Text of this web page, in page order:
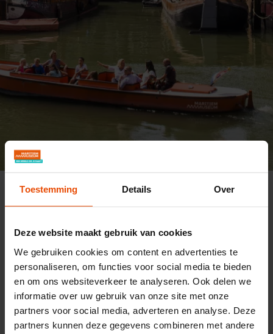
Toestemming Details Over
Deze website maakt gebruik van cookies
We gebruiken cookies om content en advertenties te
personaliseren, om functies voor social media te bieden
en om ons websiteverkeer te analyseren. Ook delen we
informatie over uw gebruik van onze site met onze
partners voor social media, adverteren en analyse. Deze
partners kunnen deze gegevens combineren met andere
VOM 1. APRIL BIS ZUM 31. OKTOBER
Maritiem Museum Sehen und tun
Aktivitäten
Rundfahrt Maritiem District
Rundfahrt durch den
Maritiem District
Runden Sie Ihren Museumsbesuch mit einer
Rundfahrt mit unserem Flüsterboot durch die
alten Stadthafen. Unterwegs erzählt der